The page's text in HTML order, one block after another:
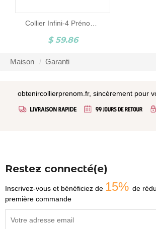
Collier Infini-4 Prénoms-Argent
$ 59.86
Maison Garanti
obtenircollierprenom.fr, sincèrement pour
Restez connecté(e)
Inscrivez-vous et bénéficiez de 15% de
première commande